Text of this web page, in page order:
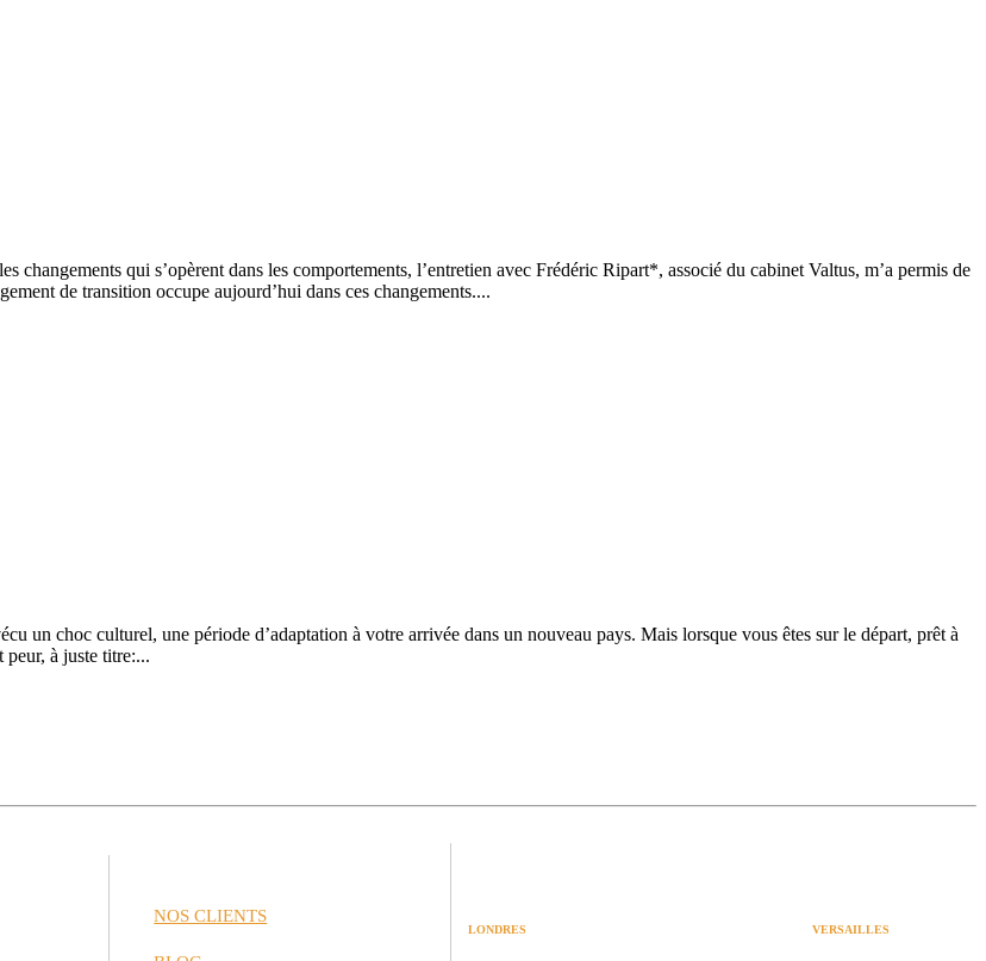
changements qui s’opèrent dans les comportements, l’entretien avec Frédéric Ripart*, associé du cabinet Valtus, m’a permis de
de transition occupe aujourd’hui dans ces changements....
un choc culturel, une période d’adaptation à votre arrivée dans un nouveau pays. Mais lorsque vous êtes sur le départ, prêt à
à juste titre:...
NOS CLIENTS
LONDRES VERSAILLES